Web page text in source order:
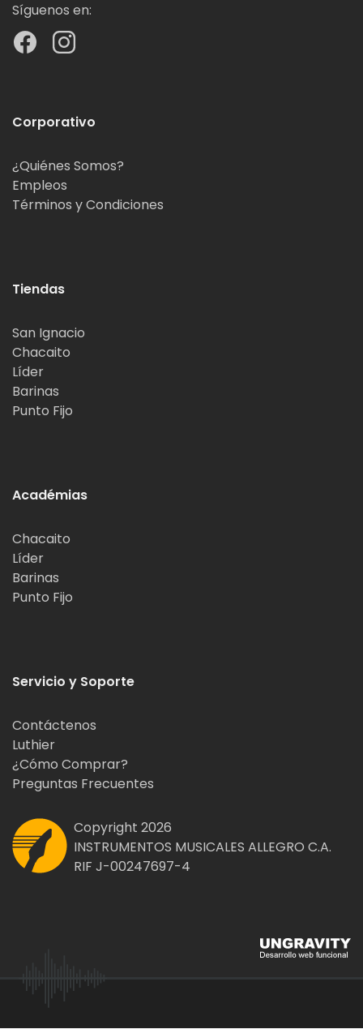
Síguenos en:
Corporativo
¿Quiénes Somos?
Empleos
Términos y Condiciones
Tiendas
San Ignacio
Chacaito
Líder
Barinas
Punto Fijo
Académias
Chacaito
Líder
Barinas
Punto Fijo
Servicio y Soporte
Contáctenos
Luthier
¿Cómo Comprar?
Preguntas Frecuentes
Copyright 2026
INSTRUMENTOS MUSICALES ALLEGRO C.A.
RIF J-00247697-4